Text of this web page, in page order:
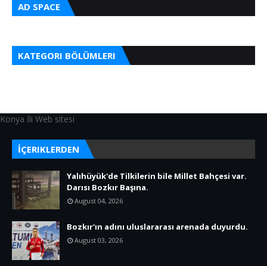
AD SPACE
KATEGORI BÖLÜMLERI
Konya İli Web sitesi
İÇERIKLERDEN
Yalıhüyük'de Tilkilerin bile Millet Bahçesi var.
Darısı Bozkır Başına.
August 04, 2026
Bozkır'ın adını uluslararası arenada duyurdu.
August 03, 2026